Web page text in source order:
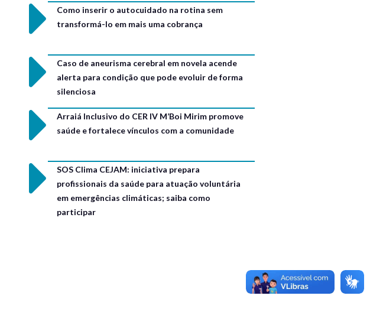
Como inserir o autocuidado na rotina sem
transformá-lo em mais uma cobrança
Caso de aneurisma cerebral em novela acende
alerta para condição que pode evoluir de forma
silenciosa
Arraiá Inclusivo do CER IV M’Boi Mirim promove
saúde e fortalece vínculos com a comunidade
SOS Clima CEJAM: iniciativa prepara
profissionais da saúde para atuação voluntária
em emergências climáticas; saiba como
participar